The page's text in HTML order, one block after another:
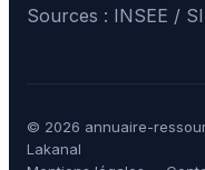
Sources : INSEE /
© 2026 annuaire-
Lakanal